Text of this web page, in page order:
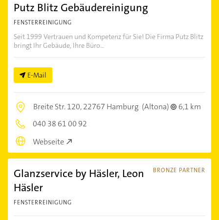
Putz Blitz Gebäudereinigung
FENSTERREINIGUNG
Seit 1999 Vertrauen und Kompetenz für Sie! Die Firma Putz Blitz
bringt Ihr Gebäude, Ihre Büro...
E-Mail
Breite Str. 120,22767 Hamburg (Altona)
6,1 km
040 38 61 00 92
Webseite
BRONZE PARTNER
Glanzservice by Häsler, Leon
Häsler
FENSTERREINIGUNG